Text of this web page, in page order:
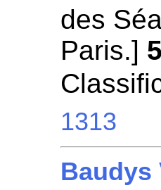
des
Paris.]
1313
Baudys